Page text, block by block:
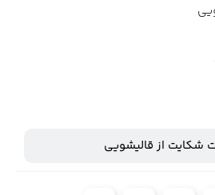
شکایت از قالیشویی